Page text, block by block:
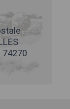
74270